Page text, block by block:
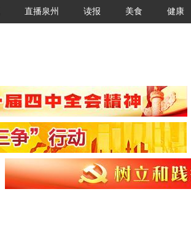
直播泉州 读报 美食 健康